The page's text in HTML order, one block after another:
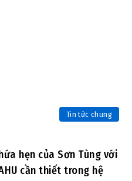
Tin tức chung
hẹn của Sơn Tùng với
cần thiết trong hệ